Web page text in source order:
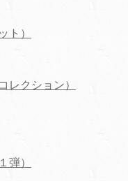
ト）
レクション）
弾）